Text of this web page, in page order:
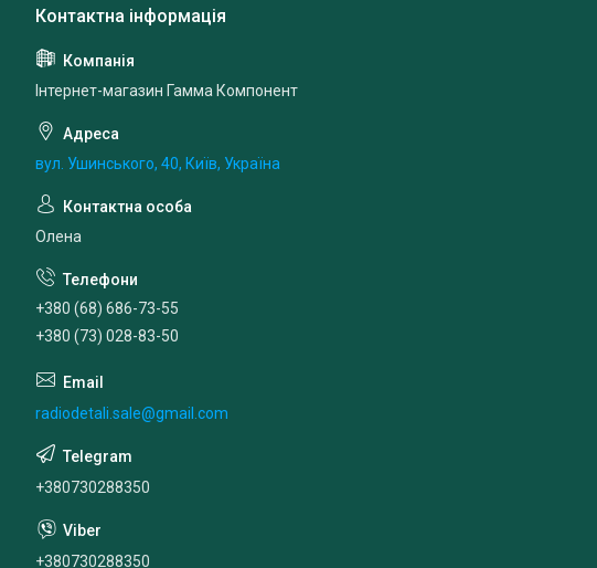
Інтернет-магазин Гамма Компонент
вул. Ушинського, 40, Київ, Україна
Олена
+380 (68) 686-73-55
+380 (73) 028-83-50
radiodetali.sale@gmail.com
+380730288350
+380730288350